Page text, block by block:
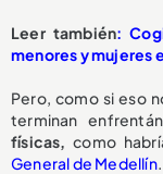
Leer también:
menores y mujeres
Pero, como si eso
terminan
físicas, como
General de Medellín.